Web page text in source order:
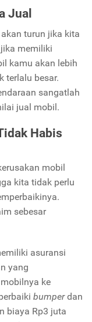
Jual
turun jika kita
memiliki
kamu akan lebih
terlalu besar.
sangatlah
jual mobil.
Habis
mobil
kita tidak perlu
sebesar
asuransi
yang
ke
bumperdan
biaya Rp3 juta